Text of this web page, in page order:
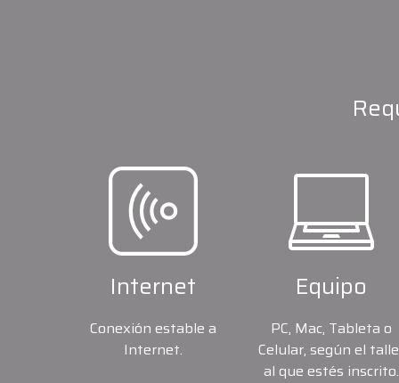
Internet
Conexión estable a
Internet.
Equipo
PC, Mac, Tableta o
Celular, según el
al que estés inscrito.